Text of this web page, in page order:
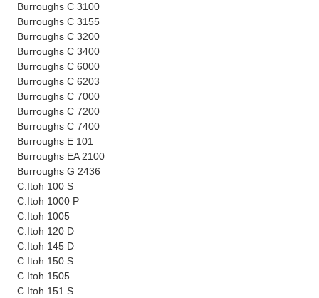
Burroughs C 3100
Burroughs C 3155
Burroughs C 3200
Burroughs C 3400
Burroughs C 6000
Burroughs C 6203
Burroughs C 7000
Burroughs C 7200
Burroughs C 7400
Burroughs E 101
Burroughs EA 2100
Burroughs G 2436
C.Itoh 100 S
C.Itoh 1000 P
C.Itoh 1005
C.Itoh 120 D
C.Itoh 145 D
C.Itoh 150 S
C.Itoh 1505
C.Itoh 151 S